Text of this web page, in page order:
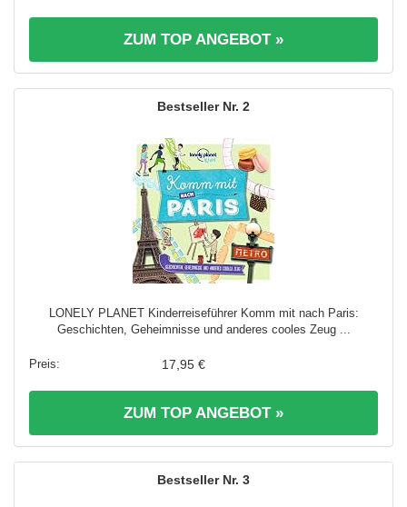
ZUM TOP ANGEBOT »
2
LONELY PLANET Kinderreiseführer Komm mit nach Paris:
Geschichten, Geheimnisse und anderes cooles Zeug ...
17,95 €
ZUM TOP ANGEBOT »
3